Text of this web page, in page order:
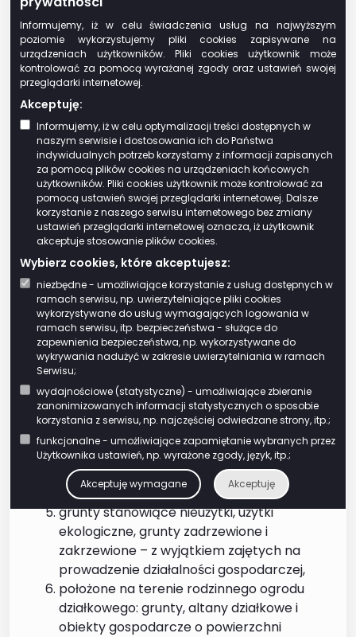
Informujemy, iż w celu świadczenia usług na najwyższym
poziomie wykorzystujemy pliki cookies zapisywane na
urządzeniach użytkowników. Pliki cookies użytkownik może
kontrolować za pomocą wyrażanej zgody oraz ustawień swojej
przeglądarki internetowej.
Akceptuję:
Informujemy, iż w celu optymalizacji treści dostępnych w
naszym serwisie i dostosowania ich do Państwa
indywidualnych potrzeb korzystamy z informacji zapisanych
za pomocą plików cookies na urządzeniach końcowych
użytkowników. Pliki cookies użytkownik może kontrolować za
pomocą ustawień swojej przeglądarki internetowej. Dalsze
korzystanie z naszego serwisu internetowego bez zmiany
ustawień przeglądarki internetowej oznacza, iż użytkownik
akceptuje stosowanie plików cookies.
Wybierz cookies, które akceptujesz:
niezbędne - umożliwiające korzystanie z usług dostępnych w
ramach serwisu, np. uwierzytelniające pliki cookies
wykorzystywane do usług wymagających logowania w
ramach serwisu, itp. bezpieczeństwa - służące do
zapewnienia bezpieczeństwa, np. wykorzystywane do
wykrywania nadużyć w zakresie uwierzytelniania w ramach
Serwisu;
wydajnościowe (statystyczne) - umożliwiające zbieranie
zanonimizowanych informacji statystycznych o sposobie
korzystania z serwisu, np. najczęściej odwiedzane strony, itp.;
funkcjonalne - umożliwiające zapamiętanie wybranych przez
Użytkownika ustawień, np. wyrażone zgody, język, itp.;
Akceptuję wymagane Akceptuję
zajęte na prowadzenie działów
specjalnych produkcji rolnej,
grunty i budynki wpisane indywidualnie do
rejestru zabytków, pod warunkiem ich
utrzymania i konserwacji, zgodnie z
przepisami o ochronie zabytków – z
wyjątkiem części zajętych na prowadzenie
działalności gospodarczej,
grunty, budynki lub ich części zajęte
wyłącznie na potrzeby prowadzenia przez
stowarzyszenia statutowej działalności
wśród dzieci i młodzieży w zakresie oświaty,
wychowania, nauki i techniki, kultury
fizycznej i sportu, z wyjątkiem
wykorzystywanych do prowadzenia
działalności gospodarczej, oraz grunty
zajęte trwale na obozowiska i bazy
wypoczynkowe dzieci i młodzieży,
grunty położone na obszarach objętych
ochroną ścisłą, czynną lub krajobrazową,
a także budynki i budowle trwale związane
z gruntem, które znajdują się w parkach
narodowych lub rezerwatach przyrody i
służą bezpośrednio i wyłącznie osiąganiu
celów związanych z ochroną przyrody,
grunty stanowiące nieużytki, użytki
ekologiczne, grunty zadrzewione i
zakrzewione – z wyjątkiem zajętych na
prowadzenie działalności gospodarczej,
położone na terenie rodzinnego ogrodu
działkowego: grunty, altany działkowe i
obiekty gospodarcze o powierzchni